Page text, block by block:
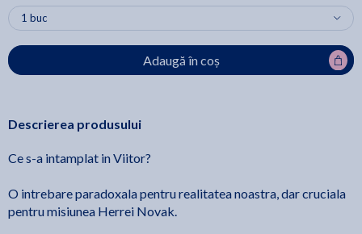
Adaugă în coș
Descrierea produsului
Ce s-a intamplat in Viitor?
O intrebare paradoxala pentru realitatea noastra, dar cruciala
pentru misiunea Herrei Novak.